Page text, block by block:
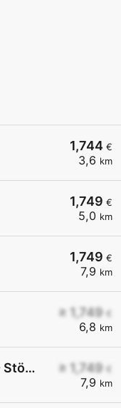
1,744 €
3,6 km
1,749 €
5,0 km
1,749 €
7,9 km
≥ 1,749 €
6,8 km
≥ 1,749 €
7,9 km
GENOL-Lagerhaustankstelle - Stöttera